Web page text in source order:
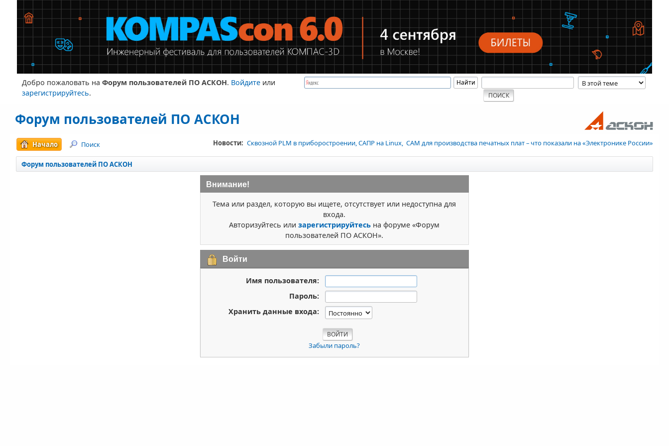
Добро пожаловать на Форум пользователей ПО АСКОН. Войдитеили
зарегистрируйтесь.
Форум пользователей ПО АСКОН
Новости: Сквозной PLM в приборостроении, САПР на Linux, CAM для производства печатных плат – что показали на «Электронике России»
Начало Поиск
Форум пользователей ПО АСКОН
Внимание!
Тема или раздел, которую вы ищете, отсутствует или недоступна для
входа.
Авторизуйтесь илизарегистрируйтесь на форуме «Форум
пользователей ПО АСКОН».
Войти
Имя пользователя:
Пароль:
Хранить данные входа:
Забыли пароль?